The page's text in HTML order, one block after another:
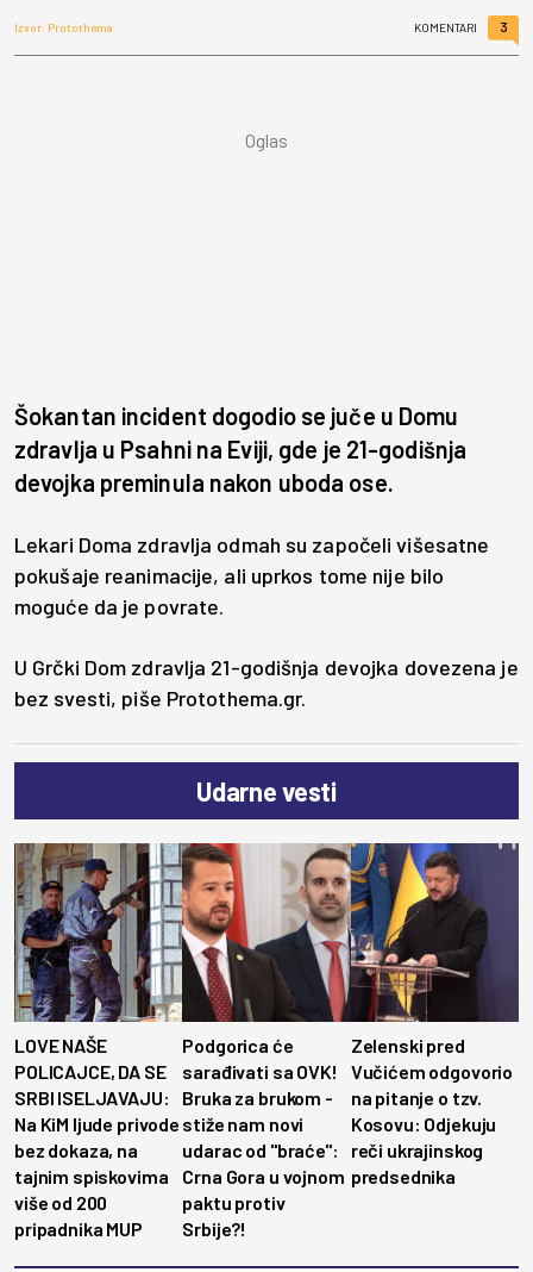
Izvor: Protothema KOMENTARI 3
Šokantan incident dogodio se juče u Domu
zdravlja u Psahni na Eviji, gde je 21-godišnja
devojka preminula nakon uboda ose.
Lekari Doma zdravlja odmah su započeli višesatne
pokušaje reanimacije, ali uprkos tome nije bilo
moguće da je povrate.
U Grčki Dom zdravlja 21-godišnja devojka dovezena je
bez svesti, piše Protothema.gr.
Udarne vesti
LOVE NAŠE
POLICAJCE, DA SE
SRBI ISELJAVAJU:
Na KiM ljude privode
bez dokaza, na
tajnim spiskovima
više od 200
pripadnika MUP
Podgorica će
sarađivati sa OVK!
Bruka za brukom -
stiže nam novi
udarac od "braće":
Crna Gora u vojnom
paktu protiv
Srbije?!
Zelenski pred
Vučićem odgovorio
na pitanje o tzv.
Kosovu: Odjekuju
reči ukrajinskog
predsednika